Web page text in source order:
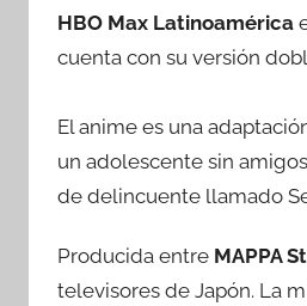
HBO Max Latinoamérica
cuenta con su versión
El anime es una
un adolescente sin
de delincuente llamado
Producida entre MAPPA
televisores de Japón. La